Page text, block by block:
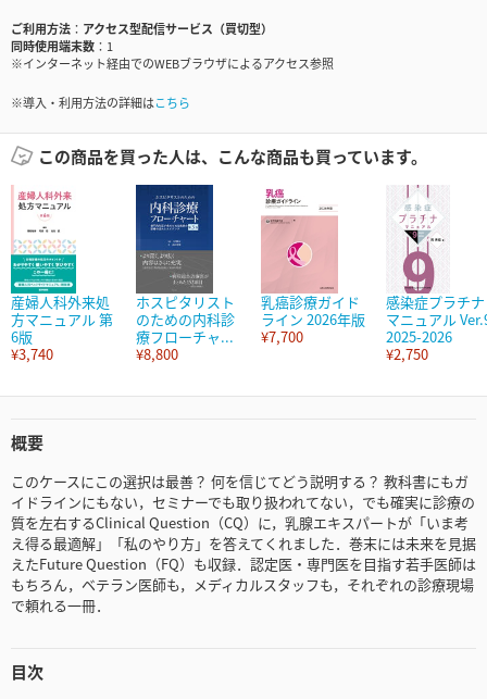
ご利用方法
アクセス型配信サービス（買切型）
同時使用端末数
1
※インターネット経由でのWEBブラウザによるアクセス参照
※導入・利用方法の詳細はこちら
この商品を買った人は、こんな商品も買っています。
産婦人科外来処
方マニュアル 第
6版
¥3,740
ホスピタリスト
のための内科診
療フローチャ...
¥8,800
乳癌診療ガイド
ライン 2026年版
¥7,700
感染症プラチナ
マニュアル
2025-2026
¥2,750
概要
このケースにこの選択は最善？ 何を信じてどう説明する？ 教科書にもガ
イドラインにもない，セミナーでも取り扱われてない，でも確実に診療の
質を左右するClinical Question（CQ）に，乳腺エキスパートが「いま考
え得る最適解」「私のやり方」を答えてくれました．巻末には未来を見据
えたFuture Question（FQ）も収録．認定医・専門医を目指す若手医師は
もちろん，ベテラン医師も，メディカルスタッフも，それぞれの診療現場
で頼れる一冊．
目次